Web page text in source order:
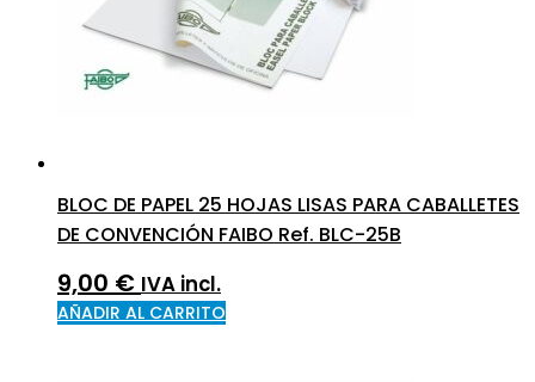
BLOC DE PAPEL 25 HOJAS LISAS PARA CABALLETES
DE CONVENCIÓN FAIBO Ref. BLC-25B
9,00 € IVA incl.
AÑADIR AL CARRITO